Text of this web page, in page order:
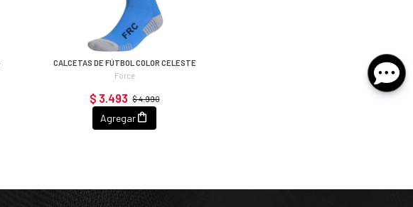
CALCETAS DE FÚTBOL COLOR CELESTE
Force
$ 4.990
$ 3.493
Agregar